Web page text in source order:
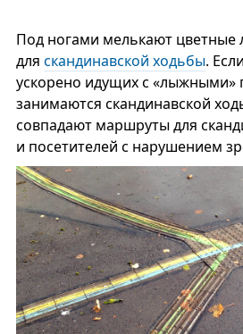
Под ногами мелькают
для скандинавской ходьбы.
ускорено идущих с «лыжными»
занимаются скандинавской
совпадают маршруты для
и посетителей с нарушением